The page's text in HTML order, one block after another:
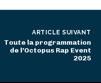
ARTICLE SUIVANT
Toute la programmation
de l’Octopus Rap Event
2025